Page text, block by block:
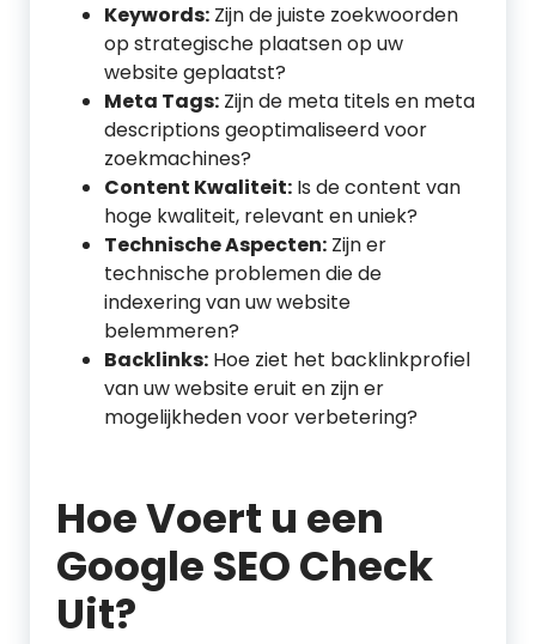
Keywords: Zijn de juiste zoekwoorden
op strategische plaatsen op uw
website geplaatst?
Meta Tags: Zijn de meta titels en meta
descriptions geoptimaliseerd voor
zoekmachines?
Content Kwaliteit: Is de content van
hoge kwaliteit, relevant en uniek?
Technische Aspecten: Zijn er
technische problemen die de
indexering van uw website
belemmeren?
Backlinks: Hoe ziet het backlinkprofiel
van uw website eruit en zijn er
mogelijkheden voor verbetering?
Hoe Voert u een
Google SEO Check
Uit?